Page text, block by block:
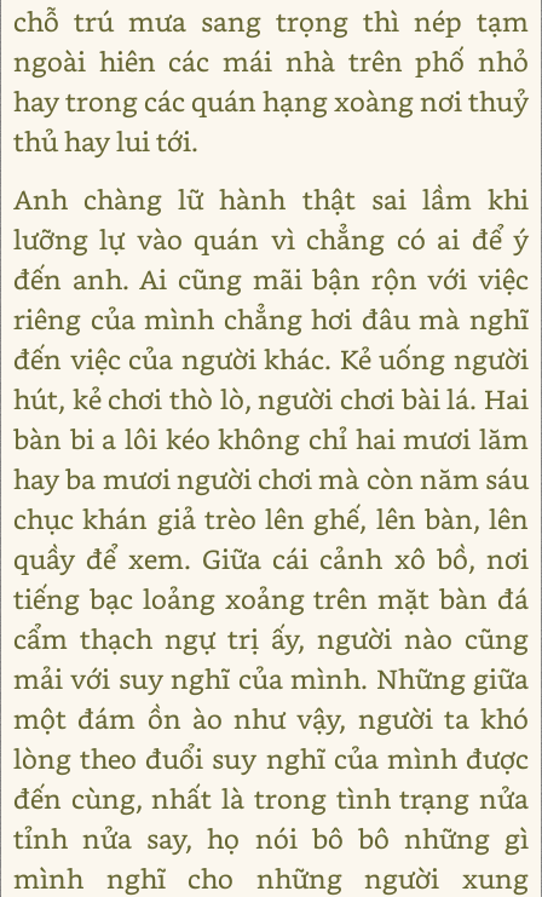
chỗ trú mưa sang trọng thì nép tạm
ngoài hiên các mái nhà trên phố nhỏ
hay trong các quán hạng xoàng nơi thuỷ
thủ hay lui tới.
Anh chàng lữ hành thật sai lầm khi
lưỡng lự vào quán vì chẳng có ai để ý
đến anh. Ai cũng mãi bận rộn với việc
riêng của mình chẳng hơi đâu mà nghĩ
đến việc của người khác. Kẻ uống người
hút, kẻ chơi thò lò, người chơi bài lá. Hai
bàn bi a lôi kéo không chỉ hai mươi lăm
hay ba mươi người chơi mà còn năm sáu
chục khán giả trèo lên ghế, lên bàn, lên
quầy để xem. Giữa cái cảnh xô bồ, nơi
tiếng bạc loảng xoảng trên mặt bàn đá
cẩm thạch ngự trị ấy, người nào cũng
mải với suy nghĩ của mình. Những giữa
một đám ồn ào như vậy, người ta khó
lòng theo đuổi suy nghĩ của mình được
đến cùng, nhất là trong tình trạng nửa
tỉnh nửa say, họ nói bô bô những gì
mình nghĩ cho những người xung